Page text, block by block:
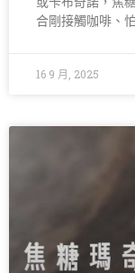
合剛接觸咖啡、
16 9 月, 2025